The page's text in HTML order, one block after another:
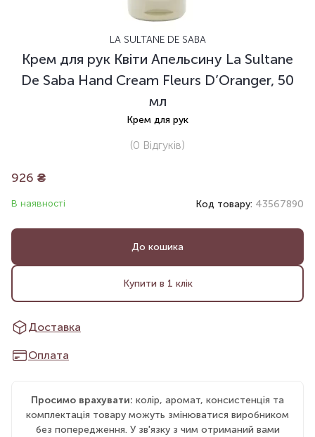
LA SULTANE DE SABA
Крем для рук Квіти Апельсину La Sultane
De Saba Hand Cream Fleurs D’Oranger, 50
мл
Крем для рук
(0 Відгуків)
926 ₴
В наявності Код товару: 43567890
До кошика
Купити в 1 клік
Доставка
Оплата
Просимо врахувати: колір, аромат, консистенція та
комплектація товару можуть змінюватися виробником
без попередження. У зв'язку з чим отриманий вами